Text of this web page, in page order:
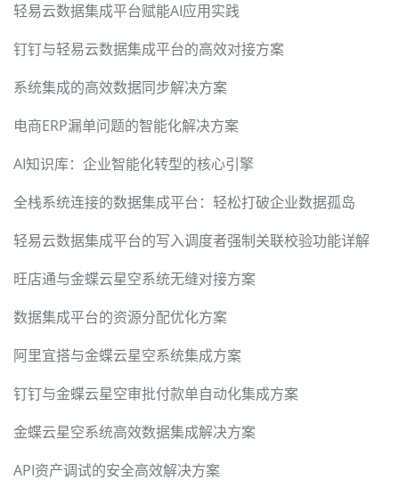
轻易云数据集成平台赋能AI应用实践
钉钉与轻易云数据集成平台的高效对接方案
系统集成的高效数据同步解决方案
电商ERP漏单问题的智能化解决方案
AI知识库：企业智能化转型的核心引擎
全栈系统连接的数据集成平台：轻松打破企业数据孤岛
轻易云数据集成平台的写入调度者强制关联校验功能详解
旺店通与金蝶云星空系统无缝对接方案
数据集成平台的资源分配优化方案
阿里宜搭与金蝶云星空系统集成方案
钉钉与金蝶云星空审批付款单自动化集成方案
金蝶云星空系统高效数据集成解决方案
API资产调试的安全高效解决方案